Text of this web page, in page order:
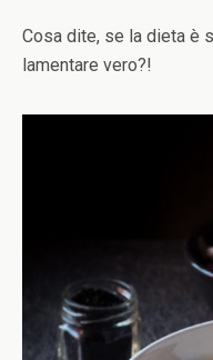
Cosa dite, se la dieta è
lamentare vero?!